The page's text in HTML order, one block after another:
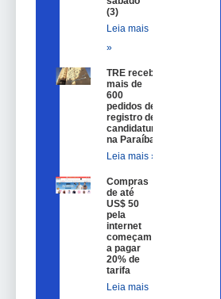
(3)
Leia mais
»
TRE recebe
mais de
600
pedidos de
registro de
candidatura
na Paraíba
Leia mais »
Compras
de até
US$ 50
pela
internet
começam
a pagar
20% de
tarifa
Leia mais